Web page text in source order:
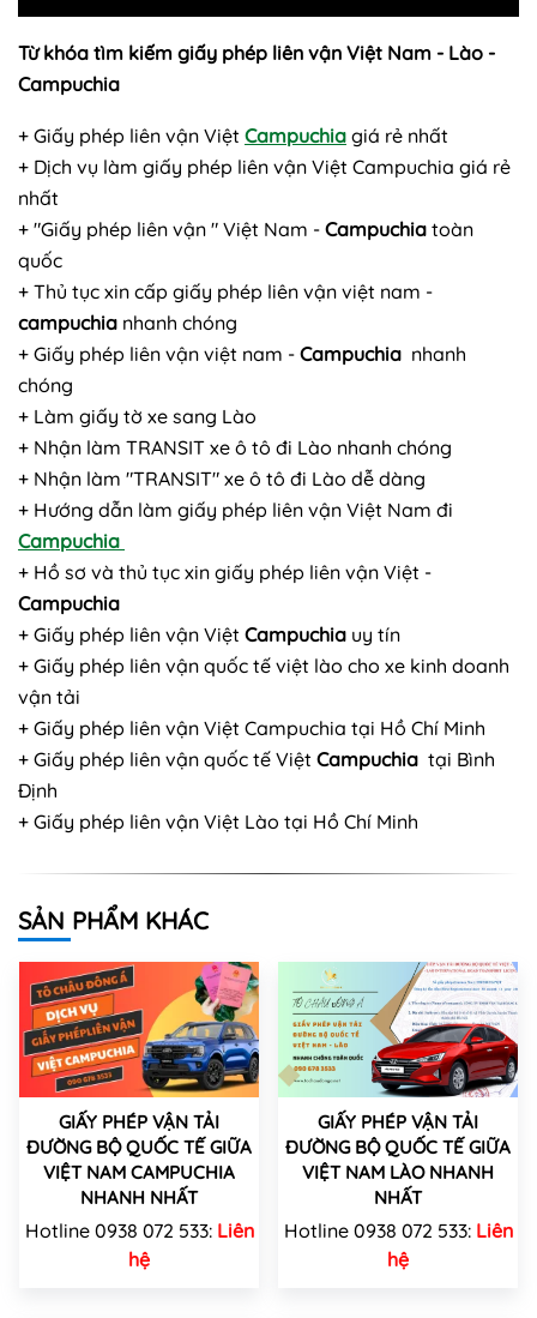
Từ khóa tìm kiếm giấy phép liên vận Việt Nam - Lào -
Campuchia
+ Giấy phép liên vận Việt Campuchia giá rẻ nhất
+ Dịch vụ làm giấy phép liên vận Việt Campuchia giá rẻ
nhất
+ "Giấy phép liên vận " Việt Nam - Campuchia toàn
quốc
+ Thủ tục xin cấp giấy phép liên vận việt nam -
campuchia nhanh chóng
+ Giấy phép liên vận việt nam - Campuchia nhanh
chóng
+ Làm giấy tờ xe sang Lào
+ Nhận làm TRANSIT xe ô tô đi Lào nhanh chóng
+ Nhận làm "TRANSIT" xe ô tô đi Lào dễ dàng
+ Hướng dẫn làm giấy phép liên vận Việt Nam đi
Campuchia
+ Hồ sơ và thủ tục xin giấy phép liên vận Việt -
Campuchia
+ Giấy phép liên vận Việt Campuchia uy tín
+ Giấy phép liên vận quốc tế việt lào cho xe kinh doanh
vận tải
+ Giấy phép liên vận Việt Campuchia tại Hồ Chí Minh
+ Giấy phép liên vận quốc tế Việt Campuchia tại Bình
Định
+ Giấy phép liên vận Việt Lào tại Hồ Chí Minh
SẢN PHẨM KHÁC
GIẤY PHÉP VẬN TẢI
ĐƯỜNG BỘ QUỐC TẾ GIỮA
VIỆT NAM CAMPUCHIA
NHANH NHẤT
Hotline 0938 072 533: Liên
hệ
GIẤY PHÉP VẬN TẢI
ĐƯỜNG BỘ QUỐC TẾ GIỮA
VIỆT NAM LÀO NHANH
NHẤT
Hotline 0938 072 533: Liên
hệ